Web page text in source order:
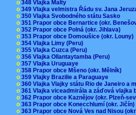
o 348 Vlajka Malty
o 349 Vlajka velmistra Řádu sv. Jana
o 350 Vlajka Svobodného státu Sasko
o 351 Prapor obce Bernartice (okr.
o 352 Prapor obce Polná (okr. Jihlava)
o 353 Prapor obce Domoušice (okr. Louny)
o 354 Vlajka Limy (Peru)
o 355 Vlajka Cuzca (Peru)
o 356 Vlajka Ollantaytamba (Peru)
o 357 Vlajka Uruguaye
o 358 Prapor obce Mšeno (okr. Mělník)
o 359 Vlajky Brazilie a Paraguaye
o 360 Vlajka Vlajky státu Rio de Janeiro a
o 361 Vlajka viceadmirála a záďová
o 362 Prapor obce Kaznějov (okr. Plzeň-
o 363 Prapor obce Konecchlumí (okr.
o 363 Prapor obce Nová Ves nad Nisou